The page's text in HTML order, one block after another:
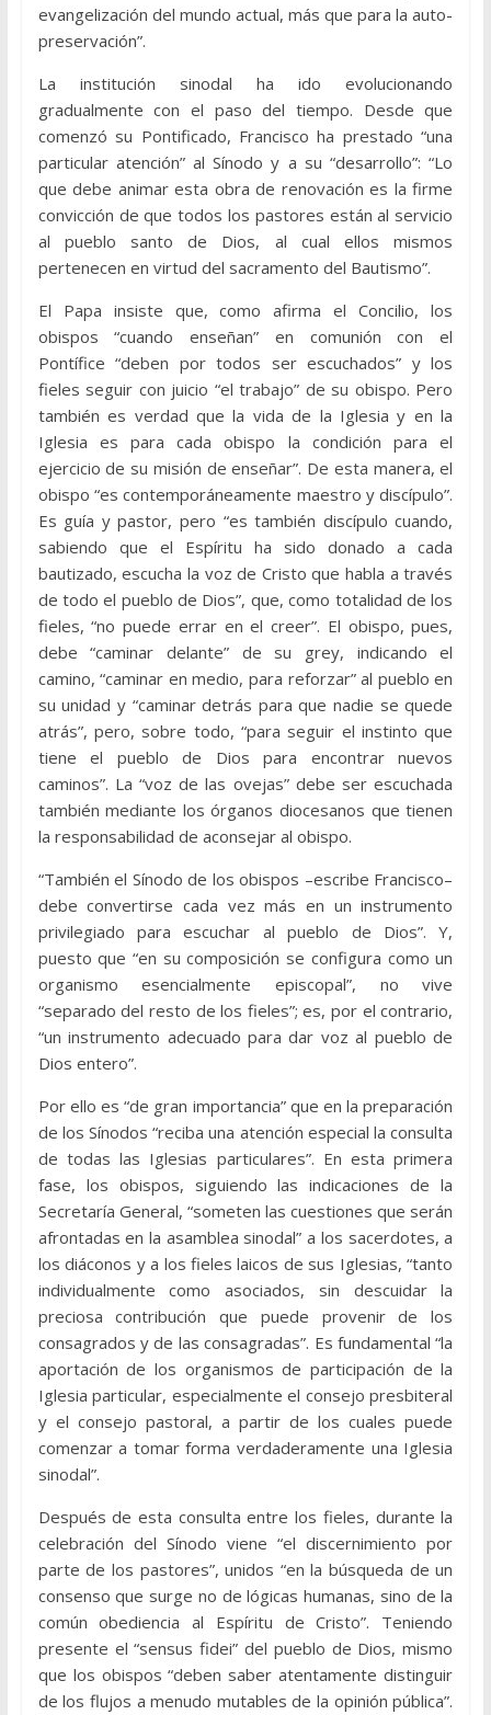
evangelización del mundo actual, más que para la auto-
preservación”.
La institución sinodal ha ido evolucionando
gradualmente con el paso del tiempo. Desde que
comenzó su Pontificado, Francisco ha prestado “una
particular atención” al Sínodo y a su “desarrollo”: “Lo
que debe animar esta obra de renovación es la firme
convicción de que todos los pastores están al servicio
al pueblo santo de Dios, al cual ellos mismos
pertenecen en virtud del sacramento del Bautismo”.
El Papa insiste que, como afirma el Concilio, los
obispos “cuando enseñan” en comunión con el
Pontífice “deben por todos ser escuchados” y los
fieles seguir con juicio “el trabajo” de su obispo. Pero
también es verdad que la vida de la Iglesia y en la
Iglesia es para cada obispo la condición para el
ejercicio de su misión de enseñar”. De esta manera, el
obispo “es contemporáneamente maestro y discípulo”.
Es guía y pastor, pero “es también discípulo cuando,
sabiendo que el Espíritu ha sido donado a cada
bautizado, escucha la voz de Cristo que habla a través
de todo el pueblo de Dios”, que, como totalidad de los
fieles, “no puede errar en el creer”. El obispo, pues,
debe “caminar delante” de su grey, indicando el
camino, “caminar en medio, para reforzar” al pueblo en
su unidad y “caminar detrás para que nadie se quede
atrás”, pero, sobre todo, “para seguir el instinto que
tiene el pueblo de Dios para encontrar nuevos
caminos”. La “voz de las ovejas” debe ser escuchada
también mediante los órganos diocesanos que tienen
la responsabilidad de aconsejar al obispo.
“También el Sínodo de los obispos –escribe Francisco–
debe convertirse cada vez más en un instrumento
privilegiado para escuchar al pueblo de Dios”. Y,
puesto que “en su composición se configura como un
organismo esencialmente episcopal”, no vive
“separado del resto de los fieles”; es, por el contrario,
“un instrumento adecuado para dar voz al pueblo de
Dios entero”.
Por ello es “de gran importancia” que en la preparación
de los Sínodos “reciba una atención especial la consulta
de todas las Iglesias particulares”. En esta primera
fase, los obispos, siguiendo las indicaciones de la
Secretaría General, “someten las cuestiones que serán
afrontadas en la asamblea sinodal” a los sacerdotes, a
los diáconos y a los fieles laicos de sus Iglesias, “tanto
individualmente como asociados, sin descuidar la
preciosa contribución que puede provenir de los
consagrados y de las consagradas”. Es fundamental “la
aportación de los organismos de participación de la
Iglesia particular, especialmente el consejo presbiteral
y el consejo pastoral, a partir de los cuales puede
comenzar a tomar forma verdaderamente una Iglesia
sinodal”.
Después de esta consulta entre los fieles, durante la
celebración del Sínodo viene “el discernimiento por
parte de los pastores”, unidos “en la búsqueda de un
consenso que surge no de lógicas humanas, sino de la
común obediencia al Espíritu de Cristo”. Teniendo
presente el “sensus fidei” del pueblo de Dios, mismo
que los obispos “deben saber atentamente distinguir
de los flujos a menudo mutables de la opinión pública”.